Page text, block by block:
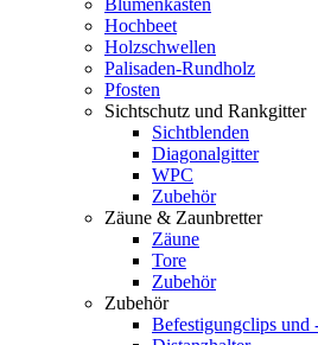
Hochbeet
Holzschwellen
Palisaden-Rundholz
Pfosten
Sichtschutz und Rankgitter
Sichtblenden
Diagonalgitter
WPC
Zubehör
Zäune & Zaunbretter
Zäune
Tore
Zubehör
Zubehör
Befestigungclips und